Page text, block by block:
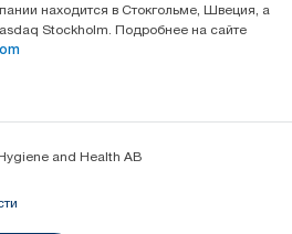
находится в Стокгольме, Швеция, а
Stockholm. Подробнее на сайте
and Health AB